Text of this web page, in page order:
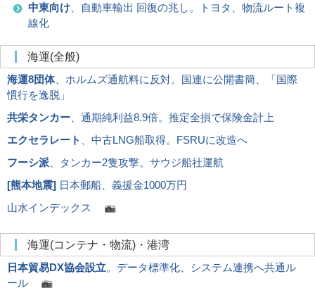
中東向け 、自動車輸出 回復の兆し。トヨタ、物流ルート複
線化
海運(全般)
海運8団体、ホルムズ通航料に反対。国連に公開書簡、「国際
慣行を逸脱」
共栄タンカー 、通期純利益8.9倍。推定全損で保険金計上
エクセラレート
、中古LNG船取得。FSRUに改造へ
フーシ派 、タンカー2隻攻撃。サウジ船社運航
[熊本地震] 日本郵船、義援金1000万円
山水インデックス
海運(コンテナ・物流)・港湾
日本貿易DX協会設立。データ標準化、システム連携へ共通ル
ール